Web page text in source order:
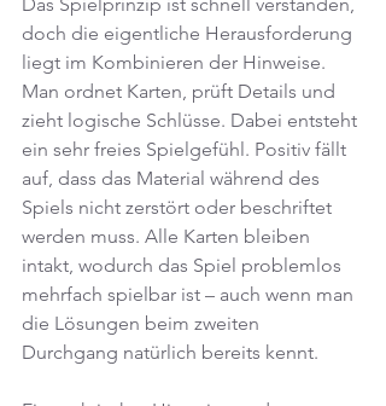
doch die eigentliche Herausforderung
liegt im Kombinieren der Hinweise.
Man ordnet Karten, prüft Details und
zieht logische Schlüsse. Dabei entsteht
ein sehr freies Spielgefühl. Positiv fällt
auf, dass das Material während des
Spiels nicht zerstört oder beschriftet
werden muss. Alle Karten bleiben
intakt, wodurch das Spiel problemlos
mehrfach spielbar ist – auch wenn man
die Lösungen beim zweiten
Durchgang natürlich bereits kennt.